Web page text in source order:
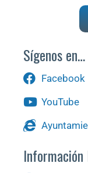
Sígenos en…
Facebook
YouTube
Información